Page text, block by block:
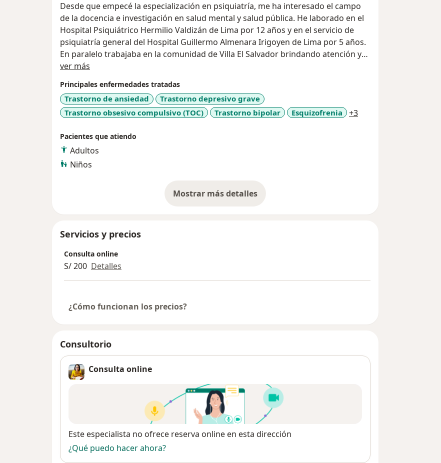
Desde que empecé la especialización en psiquiatría, me ha interesado el campo
de la docencia e investigación en salud mental y salud pública. He laborado en el
Hospital Psiquiátrico Hermilio Valdizán de Lima por 12 años y en el servicio de
psiquiatría general del Hospital Guillermo Almenara Irigoyen de Lima por 5 años.
En paralelo trabajaba en la comunidad de Villa El Salvador brindando atención y
asesoría en Salud Mental. Actualmente soy Doctorando en Neurociencias por la
ver más
Principales enfermedades tratadas
Trastorno de ansiedad
Trastorno depresivo grave
Trastorno obsesivo compulsivo (TOC)
Trastorno bipolar Esquizofrenia +3a11y_sr_more_diseases
Pacientes que atiendo
Adultos
Niños
Mostrar más detalles
sobre la experiencia
Servicios y precios
Consulta online
S/ 200 Detalles
¿Cómo funcionan los precios?
Consultorio
Consulta online
Disponibilidad
Este especialista no ofrece reserva online en esta dirección
¿Qué puedo hacer ahora?